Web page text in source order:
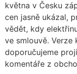
května v Česku
cen jasně ukázal,
vědět, kdy
ve smlouvě.
doporučujeme
komentáře z